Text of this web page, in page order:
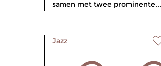
samen met twee prominente...
Jazz